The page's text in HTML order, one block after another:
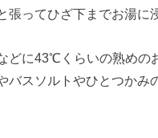
張ってひざ下までお湯に
どに43℃くらいの熟めの
バスソルトやひとつかみ